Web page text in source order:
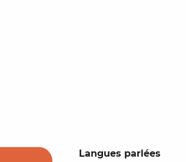
Langues parlées
Langues parlées